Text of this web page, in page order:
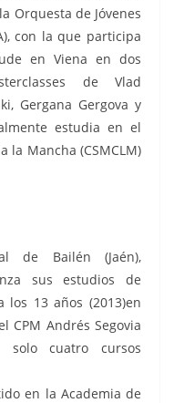
Orquesta de Jóvenes
con la que participa
en Viena en dos
de Vlad
Gergana Gergova y
estudia en el
la Mancha (CSMCLM)
de Bailén (Jaén),
sus estudios de
los 13 años (2013)en
CPM Andrés Segovia
cuatro cursos
en la Academia de